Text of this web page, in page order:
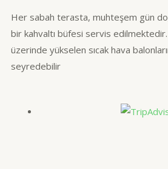
Her sabah terasta, muhteşem gün
bir kahvaltı büfesi servis
üzerinde yükselen sıcak hava
seyredebilir